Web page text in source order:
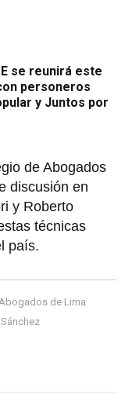
se reunirá este
personeros
y Juntos por
de Abogados
discusión en
y Roberto
técnicas
país.
de Lima